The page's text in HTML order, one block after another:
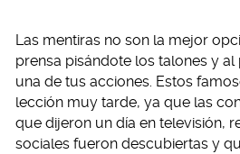
Las mentiras no son la mejor
prensa pisándote los talones y al
una de tus acciones. Estos
lección muy tarde, ya que las
que dijeron un día en televisión,
sociales fueron descubiertas y